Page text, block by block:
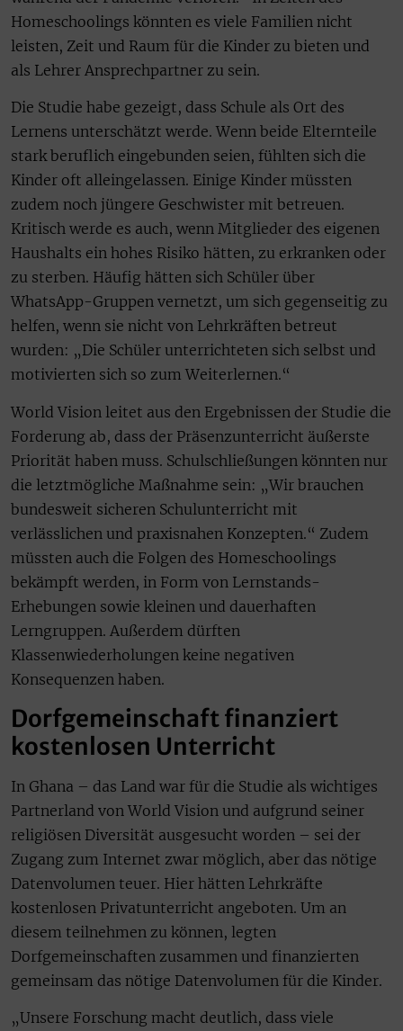
Homeschoolings könnten es viele Familien nicht
leisten, Zeit und Raum für die Kinder zu bieten und
als Lehrer Ansprechpartner zu sein.
Die Studie habe gezeigt, dass Schule als Ort des
Lernens unterschätzt werde. Wenn beide Elternteile
stark beruflich eingebunden seien, fühlten sich die
Kinder oft alleingelassen. Einige Kinder müssten
zudem noch jüngere Geschwister mit betreuen.
Kritisch werde es auch, wenn Mitglieder des eigenen
Haushalts ein hohes Risiko hätten, zu erkranken oder
zu sterben. Häufig hätten sich Schüler über
WhatsApp-Gruppen vernetzt, um sich gegenseitig zu
helfen, wenn sie nicht von Lehrkräften betreut
wurden: „Die Schüler unterrichteten sich selbst und
motivierten sich so zum Weiterlernen.“
World Vision leitet aus den Ergebnissen der Studie die
Forderung ab, dass der Präsenzunterricht äußerste
Priorität haben muss. Schulschließungen könnten nur
die letztmögliche Maßnahme sein: „Wir brauchen
bundesweit sicheren Schulunterricht mit
verlässlichen und praxisnahen Konzepten.“ Zudem
müssten auch die Folgen des Homeschoolings
bekämpft werden, in Form von Lernstands-
Erhebungen sowie kleinen und dauerhaften
Lerngruppen. Außerdem dürften
Klassenwiederholungen keine negativen
Konsequenzen haben.
Dorfgemeinschaft finanziert
kostenlosen Unterricht
In Ghana – das Land war für die Studie als wichtiges
Partnerland von World Vision und aufgrund seiner
religiösen Diversität ausgesucht worden – sei der
Zugang zum Internet zwar möglich, aber das nötige
Datenvolumen teuer. Hier hätten Lehrkräfte
kostenlosen Privatunterricht angeboten. Um an
diesem teilnehmen zu können, legten
Dorfgemeinschaften zusammen und finanzierten
gemeinsam das nötige Datenvolumen für die Kinder.
„Unsere Forschung macht deutlich, dass viele